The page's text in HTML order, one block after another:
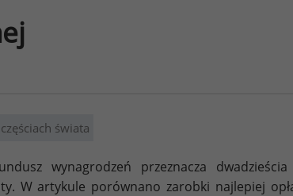
świata
wynagrodzeń przeznacza
W artykule porównano zarobki najlepiej